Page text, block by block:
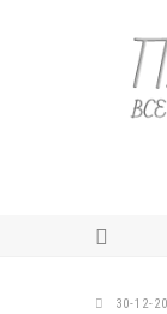
30-12-